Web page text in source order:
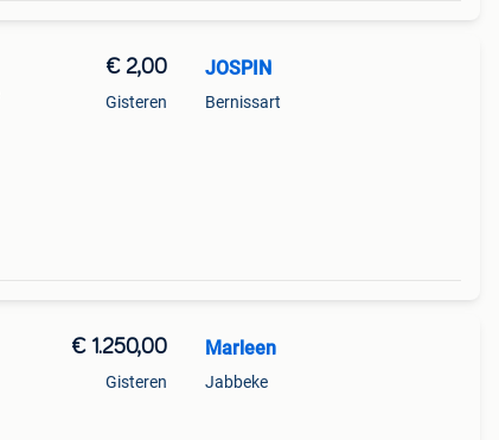
€ 2,00
Gisteren
JOSPIN
Bernissart
€ 1.250,00
Gisteren
Marleen
Jabbeke